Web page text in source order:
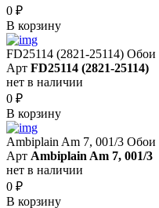
0 ₽
В корзину
FD25114 (2821-25114)
Арт FD25114 (2821-25114)
нет в наличии
0 ₽
В корзину
Ambiplain Am 7, 001/3 Обои
Арт Ambiplain Am 7, 001/3
нет в наличии
0 ₽
В корзину